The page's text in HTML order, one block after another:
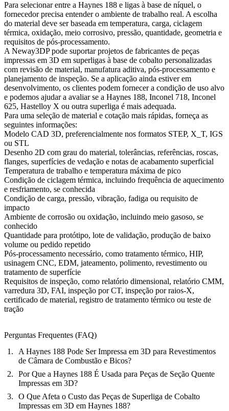
Para selecionar entre a Haynes 188 e ligas à base de níquel, o
fornecedor precisa entender o ambiente de trabalho real. A escolha
do material deve ser baseada em temperatura, carga, ciclagem
térmica, oxidação, meio corrosivo, pressão, quantidade, geometria e
requisitos de pós-processamento.
A Neway3DP pode suportar projetos de fabricantes de peças
impressas em 3D em superligas à base de cobalto personalizadas
com revisão de material, manufatura aditiva, pós-processamento e
planejamento de inspeção. Se a aplicação ainda estiver em
desenvolvimento, os clientes podem fornecer a condição de uso alvo
e podemos ajudar a avaliar se a Haynes 188, Inconel 718, Inconel
625, Hastelloy X ou outra superliga é mais adequada.
Para uma seleção de material e cotação mais rápidas, forneça as
seguintes informações:
Modelo CAD 3D, preferencialmente nos formatos STEP, X_T, IGS
ou STL
Desenho 2D com grau do material, tolerâncias, referências, roscas,
flanges, superfícies de vedação e notas de acabamento superficial
Temperatura de trabalho e temperatura máxima de pico
Condição de ciclagem térmica, incluindo frequência de aquecimento
e resfriamento, se conhecida
Condição de carga, pressão, vibração, fadiga ou requisito de
impacto
Ambiente de corrosão ou oxidação, incluindo meio gasoso, se
conhecido
Quantidade para protótipo, lote de validação, produção de baixo
volume ou pedido repetido
Pós-processamento necessário, como tratamento térmico, HIP,
usinagem CNC, EDM, jateamento, polimento, revestimento ou
tratamento de superfície
Requisitos de inspeção, como relatório dimensional, relatório CMM,
varredura 3D, FAI, inspeção por CT, inspeção por raios-X,
certificado de material, registro de tratamento térmico ou teste de
tração
Perguntas Frequentes (FAQ)
A Haynes 188 Pode Ser Impressa em 3D para Revestimentos
de Câmara de Combustão e Bicos?
Por Que a Haynes 188 É Usada para Peças de Seção Quente
Impressas em 3D?
O Que Afeta o Custo das Peças de Superliga de Cobalto
Impressas em 3D em Haynes 188?